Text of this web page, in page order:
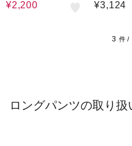
¥2,200 ¥3,124
3 件 /
ロングパンツの取り扱